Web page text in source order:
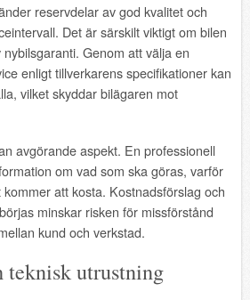
reservdelar av god kvalitet och
Det är särskilt viktigt om bilen
Genom att välja en
enligt tillverkarens specifikationer kan
vilket skyddar bilägaren mot
avgörande aspekt. En professionell
om vad som ska göras, varför
att kosta. Kostnadsförslag och
minskar risken för missförstånd
kund och verkstad.
teknisk utrustning